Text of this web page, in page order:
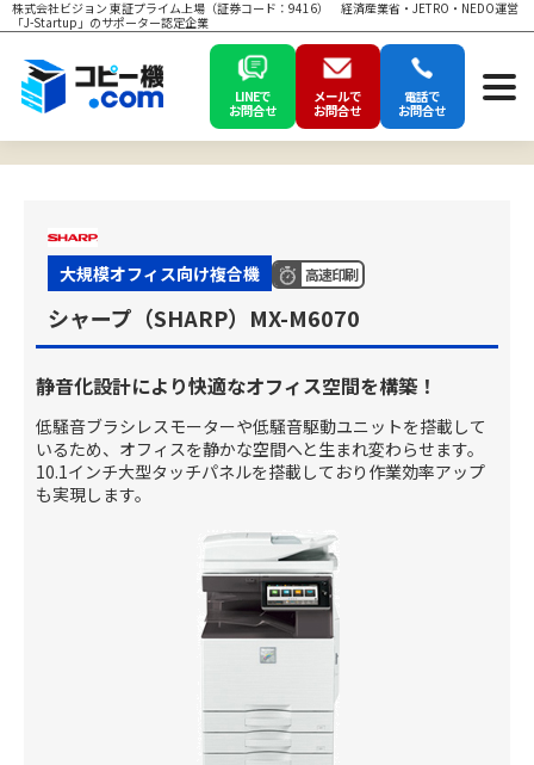
株式会社ビジョン 東証プライム上場（証券コード：9416） 経済産業省・JETRO・NEDO運営
「J-Startup」のサポーター認定企業
LINEで
お問合せ
メールで
お問合せ
電話で
お問合せ
大規模オフィス向け複合機 高速印刷
シャープ（SHARP）MX-M6070
静音化設計により快適なオフィス空間を構築！
低騒音ブラシレスモーターや低騒音駆動ユニットを搭載して
いるため、オフィスを静かな空間へと生まれ変わらせます。
10.1インチ大型タッチパネルを搭載しており作業効率アップ
も実現します。